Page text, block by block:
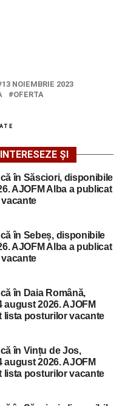
13 NOIEMBRIE 2023
OFERTA
ȘI
în Săsciori, disponibile
AJOFM Alba a publicat
în Sebeș, disponibile
AJOFM Alba a publicat
în Daia Română,
2026. AJOFM
lista posturilor vacante
în Vințu de Jos,
2026. AJOFM
lista posturilor vacante